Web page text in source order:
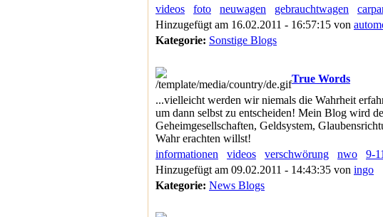
videos
foto neuwagen gebrauchtwagen
Hinzugefügt am 16.02.2011 - 16:57:15 von
Kategorie: Sonstige Blogs
True Words
...vielleicht werden wir niemals die Wahrheit
um dann selbst zu entscheiden! Mein Blog wird
Geheimgesellschaften, Geldsystem,
Wahr erachten willst!
informationen
videos verschwörung nwo 9-11
Hinzugefügt am 09.02.2011 - 14:43:35 von ingo
Kategorie: News Blogs